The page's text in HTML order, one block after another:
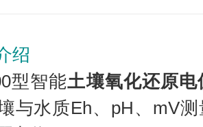
绍
型智能土壤氧化还原电
与水质Eh、pH、mV